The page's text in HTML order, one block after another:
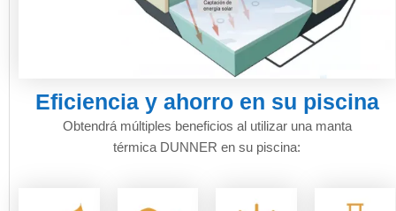
Eficiencia y ahorro en su piscina
Obtendrá múltiples beneficios al utilizar una manta
térmica DUNNER en su piscina: